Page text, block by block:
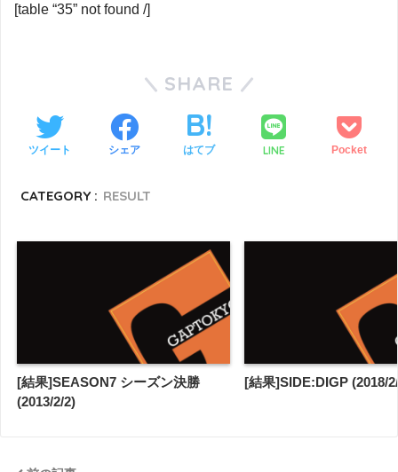
[table “35” not found /]
SHARE
ツイート シェア はてブ LINE Pocket
CATEGORY : RESULT
[結果]SEASON7 シーズン決勝
(2013/2/2)
[結果]SIDE:DIGP (2018/